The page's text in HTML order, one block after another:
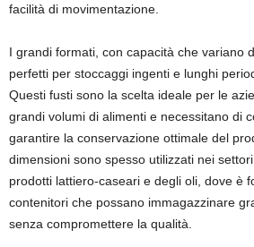
facilità di movimentazione.
I grandi formati, con capacità che variano
perfetti per stoccaggi ingenti e lunghi
Questi fusti sono la scelta ideale per le
grandi volumi di alimenti e necessitano di
garantire la conservazione ottimale del
dimensioni sono spesso utilizzati nei
prodotti lattiero-caseari e degli oli, dove è
contenitori che possano immagazzinare
senza compromettere la qualità.